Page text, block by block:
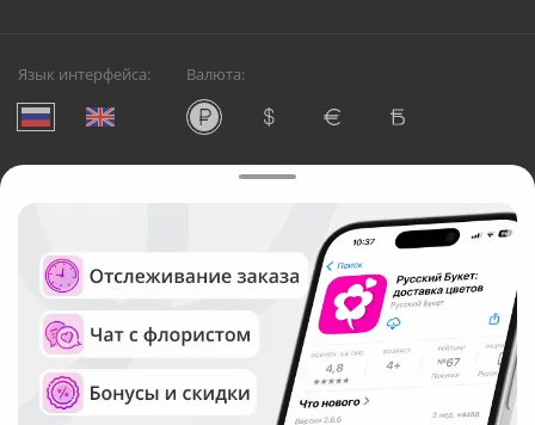
Язык интерфейса: Валюта:
Служба круглосуточной доставки цветов в Белгороде
Русский Букет, 2026
Общество с ограниченной ответственностью «Технология»
ОГРН: 1195476081745, ИНН: 5410081997
Юридический адрес: г. Новосибирск, ул. Ипподромская,
д.42, оф. 3
Рейтинг Русского букета в г. Белгород